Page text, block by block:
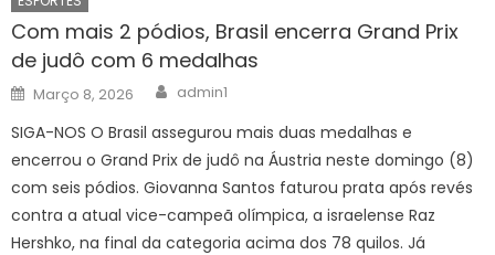
Com mais 2 pódios, Brasil encerra Grand Prix
de judô com 6 medalhas
Posted
on
Março 8, 2026 Author
admin1
SIGA-NOS O Brasil assegurou mais duas medalhas e
encerrou o Grand Prix de judô na Áustria neste domingo (8)
com seis pódios. Giovanna Santos faturou prata após revés
contra a atual vice-campeã olímpica, a israelense Raz
Hershko, na final da categoria acima dos 78 quilos. Já